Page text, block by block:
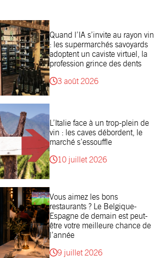
Quand l’IA s’invite au rayon vin
: les supermarchés savoyards
adoptent un caviste virtuel, la
profession grince des dents
3 août 2026
L’Italie face à un trop-plein de
vin : les caves débordent, le
marché s’essouffle
10 juillet 2026
Vous aimez les bons
restaurants ? Le Belgique-
Espagne de demain est peut-
être votre meilleure chance de
l’année
9 juillet 2026